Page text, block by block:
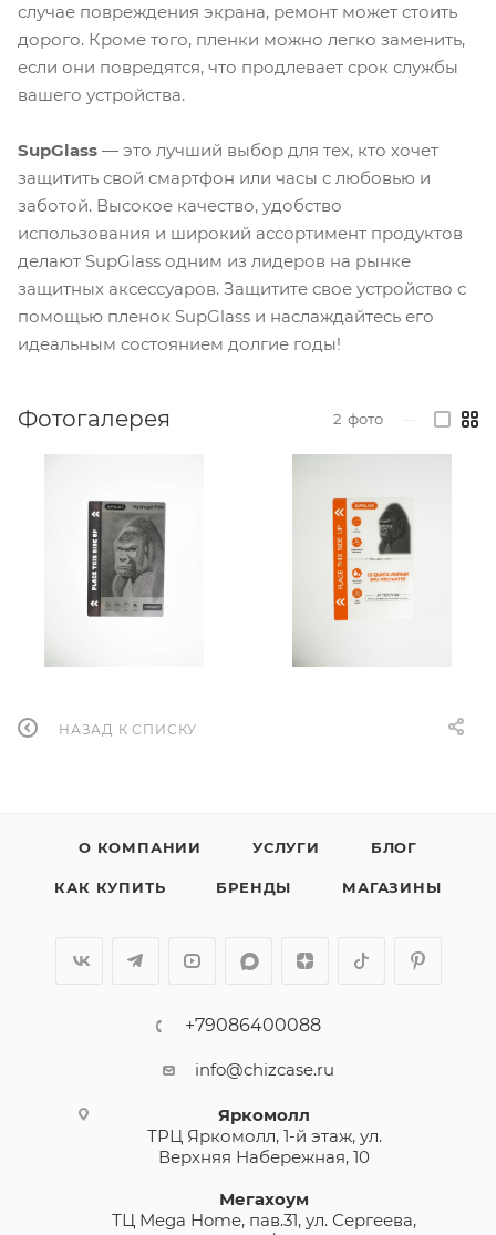
случае повреждения экрана, ремонт может стоить
дорого. Кроме того, пленки можно легко заменить,
если они повредятся, что продлевает срок службы
вашего устройства.
SupGlass — это лучший выбор для тех, кто хочет
защитить свой смартфон или часы с любовью и
заботой. Высокое качество, удобство
использования и широкий ассортимент продуктов
делают SupGlass одним из лидеров на рынке
защитных аксессуаров. Защитите свое устройство с
помощью пленок SupGlass и наслаждайтесь его
идеальным состоянием долгие годы!
Фотогалерея 2 фото
НАЗАД К СПИСКУ
О КОМПАНИИ УСЛУГИ БЛОГ
КАК КУПИТЬ БРЕНДЫ МАГАЗИНЫ
+79086400088
info@chizcase.ru
Яркомолл
ТРЦ Яркомолл, 1-й этаж, ул.
Верхняя Набережная, 10
Мегахоум
ТЦ Mega Home, пав.31, ул. Сергеева,